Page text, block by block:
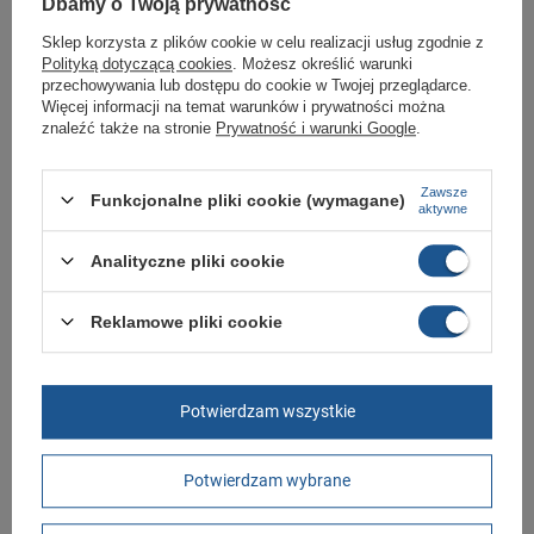
Marka Skechers
Symbol 232293-BBK
Gwarancja Gwarancja
Materiał zewnętrzny tkanina
Stan Nowy
Długość towaru w
Więcej
Dbamy o Twoją prywatność
Sklep korzysta z plików cookie w celu realizacji usług zgodnie z
Polityką dotyczącą cookies . Możesz określić warunki
przechowywania lub dostępu do cookie w Twojej przeglądarce.
Więcej informacji na temat warunków i prywatności można
znaleźć także na stronie Prywatność i warunki Google
Funkcjonalne pliki cookie (wymagane)
Zawsze
aktywne
Analityczne pliki cookie
Reklamowe pliki cookie
Potwierdzam wybrane
Potwierdzam wszystkie